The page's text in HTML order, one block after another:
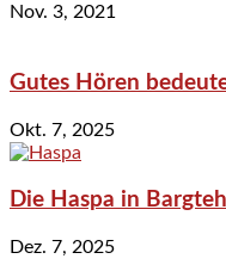
Nov. 3, 2021
Gutes Hören
Okt. 7, 2025
Die Haspa in
Dez. 7, 2025